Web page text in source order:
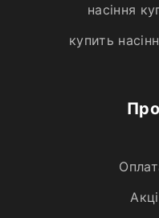
насіння
купить